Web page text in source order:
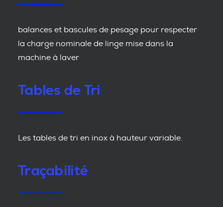
balances et bascules de pesage pour respecter
la charge nominale de linge mise dans la
machine à laver
Tables de Tri
Les tables de tri en inox à hauteur variable.
Traçabilité